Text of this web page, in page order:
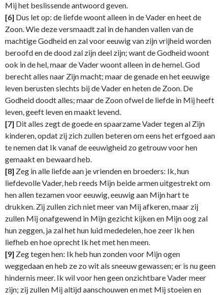
Mij het beslissende antwoord geven.
[6] Dus let op: de liefde woont alleen in de Vader en heet de
Zoon. Wie deze versmaadt zal in de handen vallen van de
machtige Godheid en zal voor eeuwig van zijn vrijheid worden
beroofd en de dood zal zijn deel zijn; want de Godheid woont
ook in de hel, maar de Vader woont alleen in de hemel. God
berecht alles naar Zijn macht; maar de genade en het eeuwige
leven berusten slechts bij de Vader en heten de Zoon. De
Godheid doodt alles; maar de Zoon ofwel de liefde in Mij heeft
leven, geeft leven en maakt levend.
[7] Dit alles zegt de goede en spaarzame Vader tegen al Zijn
kinderen, opdat zij zich zullen beteren om eens het erfgoed aan
te nemen dat Ik vanaf de eeuwigheid zo getrouw voor hen
gemaakt en bewaard heb.
[8] Zeg in alle liefde aan je vrienden en broeders: Ik, hun
liefdevolle Vader, heb reeds Mijn beide armen uitgestrekt om
hen allen tezamen voor eeuwig, eeuwig aan Mijn hart te
drukken. Zij zullen zich niet meer van Mij afkeren, maar zij
zullen Mij onafgewend in Mijn gezicht kijken en Mijn oog zal
hun zeggen, ja zal het hun luid mededelen, hoe zeer Ik hen
liefheb en hoe oprecht Ik het met hen meen.
[9] Zeg tegen hen: Ik heb hun zonden voor Mijn ogen
weggedaan en heb ze zo wit als sneeuw gewassen; er is nu geen
hindernis meer. Ik wil voor hen geen onzichtbare Vader meer
zijn; zij zullen Mij altijd aanschouwen en met Mij stoeien en